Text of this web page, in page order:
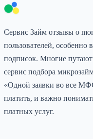
Сервис Займ отзывы о
пользователей, особенно
подписок. Многие
сервис подбора
«Одной заявки во все
платить, и важно
платных услуг.